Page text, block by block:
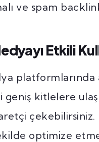
ve spam
Etkili
geniş kitlelere
çekebilirsiniz.
optimize